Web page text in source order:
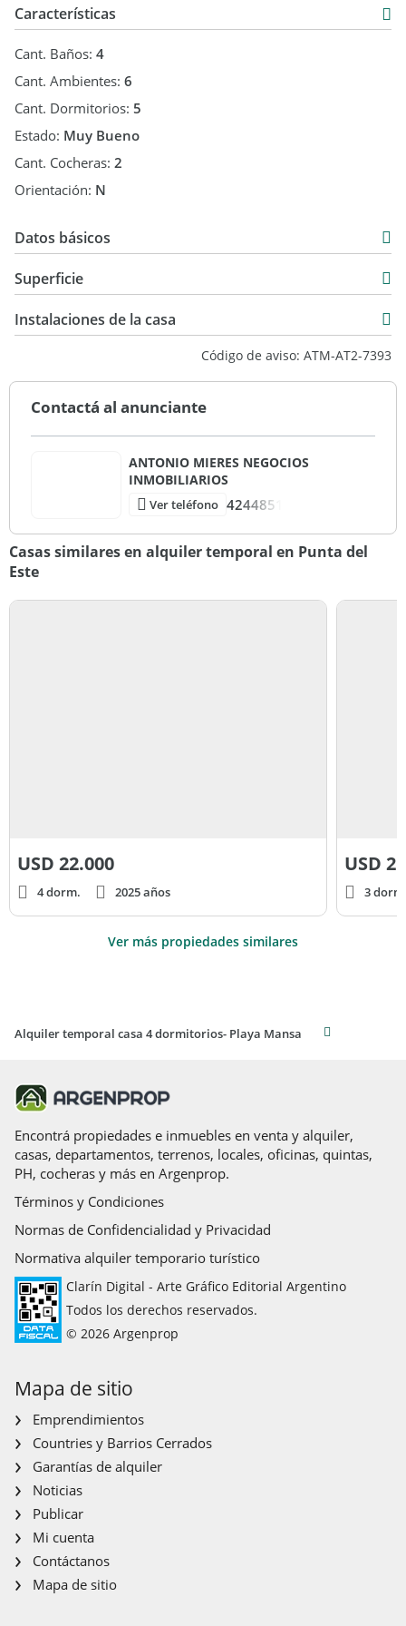
Características
Cant. Baños: 4
Cant. Ambientes: 6
Cant. Dormitorios: 5
Estado: Muy Bueno
Cant. Cocheras: 2
Orientación: N
Datos básicos
USD 18.500
Superficie
2.465 m2
Instalaciones de la casa
Código de aviso: ATM-AT2-7393
Contactá al anunciante
ANTONIO MIERES NEGOCIOS
INMOBILIARIOS
Ver teléfono 4244851
Casas similares en alquiler temporal en Punta del
Este
USD 22.000
4 dorm. 2025 años
USD
3
Ver más propiedades similares
Alquiler temporal casa 4 dormitorios- Playa Mansa
Encontrá propiedades e inmuebles en venta y alquiler,
casas, departamentos, terrenos, locales, oficinas, quintas,
PH, cocheras y más en Argenprop.
Términos y Condiciones
Normas de Confidencialidad y Privacidad
Normativa alquiler temporario turístico
Clarín Digital - Arte Gráfico Editorial Argentino
Todos los derechos reservados.
© 2026 Argenprop
Mapa de sitio
Emprendimientos
Countries y Barrios Cerrados
Garantías de alquiler
Noticias
Publicar
Mi cuenta
Contáctanos
Mapa de sitio